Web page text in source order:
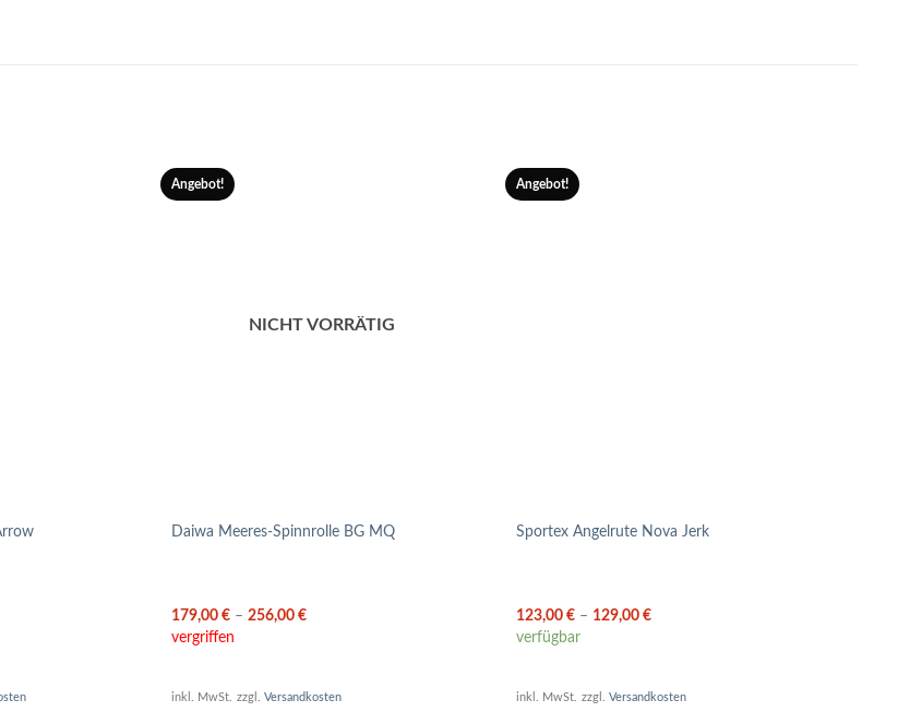
Angebot!
NICHT VORRÄTIG
Daiwa Meeres-Spinnrolle BG MQ
179,00€ –256,00€
vergriffen
inkl. MwSt. zzgl.Versandkosten
Angebot!
Sportex Angelrute Nova Jerk
123,00 €– 129,00 €
verfügbar
inkl. MwSt. zzgl. Versandkosten